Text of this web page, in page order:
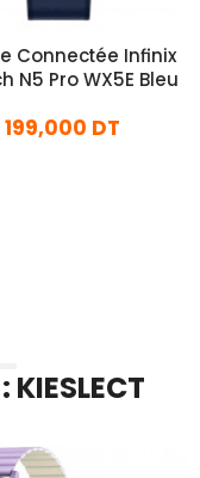
Connectée Infinix
N5 Pro WX5E Bleu
199,000 DT
KIESLECT